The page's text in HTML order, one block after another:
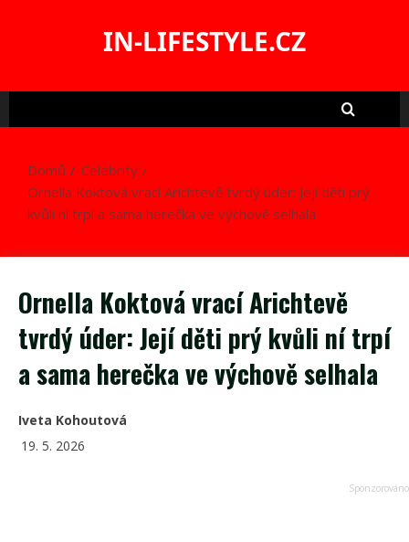
IN-LIFESTYLE.CZ
Domů
Celebrity
Ornella Koktová vrací Arichtevě tvrdý úder: Její děti prý
kvůli ní trpí a sama herečka ve výchově selhala
Ornella Koktová vrací Arichtevě
tvrdý úder: Její děti prý kvůli ní trpí
a sama herečka ve výchově selhala
Iveta Kohoutová
19. 5. 2026